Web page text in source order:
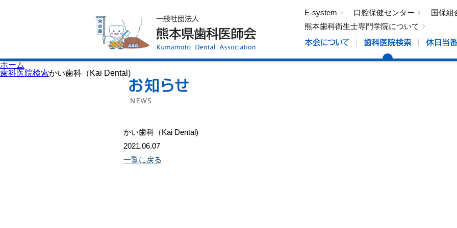
E-system 口腔保健センター
国保組
熊本歯科衛生士専門学院について
ホーム
歯科医院検索かい歯科（Kai Dental)
かい歯科（Kai Dental)
2021.06.07
一覧に戻る
歯科医院検索
休日当番医
イベント案内
歯の豆知識
口腔保健センター
国保組合からのお知らせ
熊本歯科衛生士専門学院
会員専用ページ
プライバシーポリシー
サイトマップ